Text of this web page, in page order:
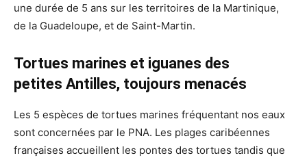
une durée de 5 ans sur les territoires de la Martinique,
de la Guadeloupe, et de Saint-Martin.
Tortues marines et iguanes des
petites Antilles, toujours menacés
Les 5 espèces de tortues marines fréquentant nos eaux
sont concernées par le PNA. Les plages caribéennes
françaises accueillent les pontes des tortues tandis que